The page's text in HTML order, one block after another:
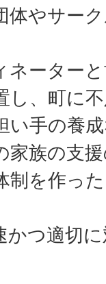
体やサー
ネーター
し、町に
い手の養
家族の支
制を作っ
かつ適切